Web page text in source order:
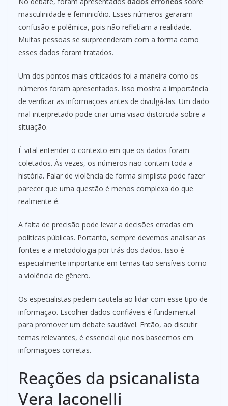
masculinidade e feminicídio. Esses números geraram
confusão e polêmica, pois não refletiam a realidade.
Muitas pessoas se surpreenderam com a forma como
esses dados foram tratados.
Um dos pontos mais criticados foi a maneira como os
números foram apresentados. Isso mostra a importância
de verificar as informações antes de divulgá-las. Um dado
mal interpretado pode criar uma visão distorcida sobre a
situação.
É vital entender o contexto em que os dados foram
coletados. Às vezes, os números não contam toda a
história. Falar de violência de forma simplista pode fazer
parecer que uma questão é menos complexa do que
realmente é.
A falta de precisão pode levar a decisões erradas em
políticas públicas. Portanto, sempre devemos analisar as
fontes e a metodologia por trás dos dados. Isso é
especialmente importante em temas tão sensíveis como
a violência de gênero.
Os especialistas pedem cautela ao lidar com esse tipo de
informação. Escolher dados confiáveis é fundamental
para promover um debate saudável. Então, ao discutir
temas relevantes, é essencial que nos baseemos em
informações corretas.
Reações da psicanalista
Vera Iaconelli